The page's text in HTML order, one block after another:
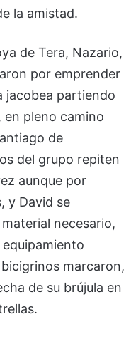
la amistad.
de Tera, Nazario,
por emprender
jacobea partiendo
en pleno camino
de
del grupo repiten
aunque por
y David se
necesario,
marcaron,
de su brújula en